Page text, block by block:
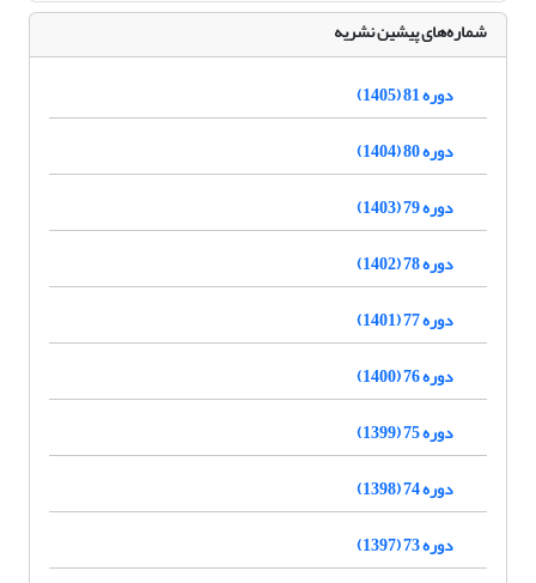
شماره‌های پیشین نشریه
دوره 81 (1405)
دوره 80 (1404)
دوره 79 (1403)
دوره 78 (1402)
دوره 77 (1401)
دوره 76 (1400)
دوره 75 (1399)
دوره 74 (1398)
دوره 73 (1397)